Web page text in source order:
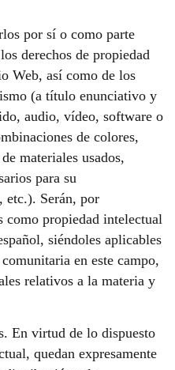
por sí o como parte
derechos de propiedad
Web, así como de los
(a título enunciativo y
audio, vídeo, software o
de colores,
materiales usados,
para su
etc.). Serán, por
como propiedad intelectual
siéndoles aplicables
en este campo,
relativos a la materia y
En virtud de lo dispuesto
quedan expresamente